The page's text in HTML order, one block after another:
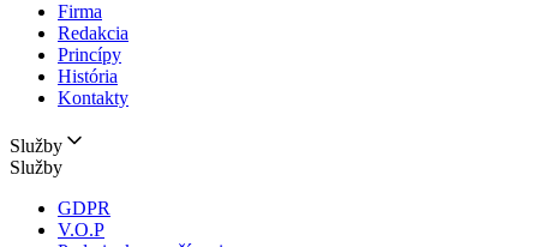
Firma
Redakcia
Princípy
História
Kontakty
Služby
Služby
GDPR
V.O.P